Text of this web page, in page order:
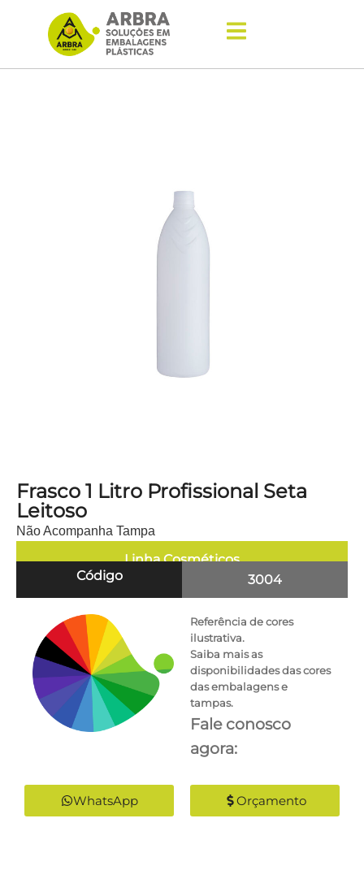
Frasco 1 Litro Profissional Seta
Leitoso
Não Acompanha Tampa
Linha Cosméticos
Código
3004
Referência de cores
ilustrativa.
Saiba mais as
disponibilidades das cores
das embalagens e
tampas.
Fale conosco
agora:
WhatsApp Orçamento